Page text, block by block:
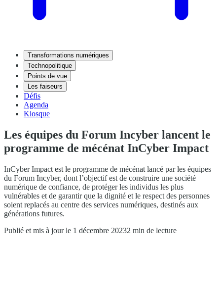
Transformations numériques
Technopolitique
Points de vue
Les faiseurs
Défis
Agenda
Kiosque
Les équipes du Forum Incyber lancent le
programme de mécénat InCyber Impact
InCyber Impact est le programme de mécénat lancé par les équipes
du Forum Incyber, dont l’objectif est de construire une société
numérique de confiance, de protéger les individus les plus
vulnérables et de garantir que la dignité et le respect des personnes
soient replacés au centre des services numériques, destinés aux
générations futures.
Publié et mis à jour le 1 décembre 20232 min de lecture